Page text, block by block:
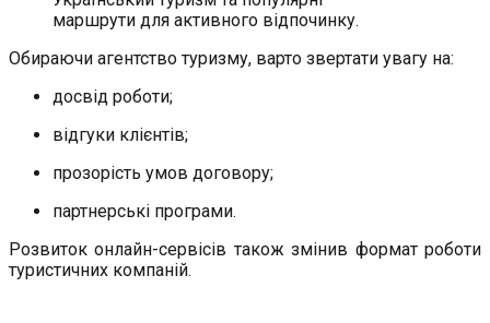
маршрути для активного відпочинку.
Обираючи агентство туризму, варто звертати увагу на:
досвід роботи;
відгуки клієнтів;
прозорість умов договору;
партнерські програми.
Розвиток онлайн-сервісів також змінив формат роботи
туристичних компаній.